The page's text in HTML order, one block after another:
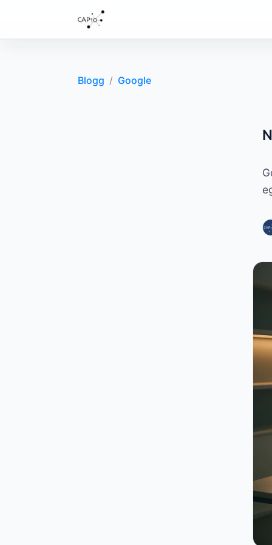
Blogg / Google